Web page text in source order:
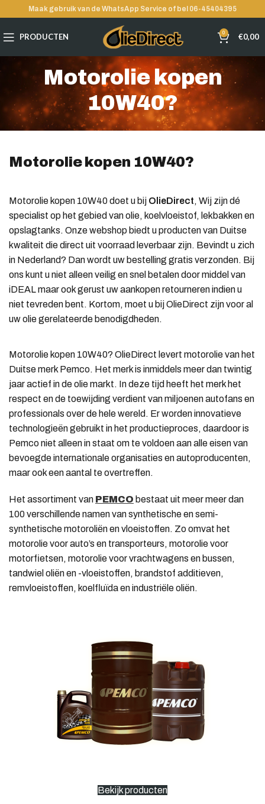
Maak gebruik van de WhatsApp Service of bel 06-45404395
PRODUCTEN 0 €0,00
Motorolie kopen
10W40?
Motorolie kopen 10W40?
Motorolie kopen 10W40 doet u bij OlieDirect, Wij zijn dé
specialist op het gebied van olie, koelvloeistof, lekbakken en
opslagtanks. Onze webshop biedt u producten van Duitse
kwaliteit die direct uit voorraad leverbaar zijn. Bevindt u zich
in Nederland? Dan wordt uw bestelling gratis verzonden. Bij
ons kunt u niet alleen veilig en snel betalen door middel van
iDEAL maar ook gerust uw aankopen retourneren indien u
niet tevreden bent. Kortom, moet u bij OlieDirect zijn voor al
uw olie gerelateerde benodigdheden.
Motorolie kopen 10W40? OlieDirect levert motorolie van het
Duitse merk Pemco. Het merk is inmiddels meer dan twintig
jaar actief in de olie markt. In deze tijd heeft het merk het
respect en de toewijding verdient van miljoenen autofans en
professionals over de hele wereld. Er worden innovatieve
technologieën gebruikt in het productieproces, daardoor is
Pemco niet alleen in staat om te voldoen aan alle eisen van
bevoegde internationale organisaties en autoproducenten,
maar ook een aantal te overtreffen.
Het assortiment van PEMCO bestaat uit meer meer dan
100 verschillende namen van synthetische en semi-
synthetische motoroliën en vloeistoffen. Zo omvat het
motorolie voor auto’s en transporteurs, motorolie voor
motorfietsen, motorolie voor vrachtwagens en bussen,
tandwiel oliën en -vloeistoffen, brandstof additieven,
remvloeistoffen, koelfluïda en industriële oliën.
Bekijk producten